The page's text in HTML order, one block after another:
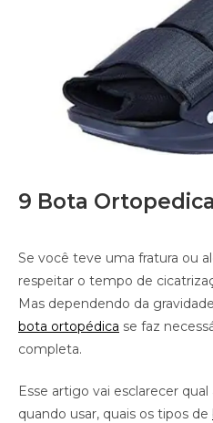
9 Bota
Se você teve uma fratura ou
respeitar o tempo de
Mas dependendo da
bota ortopédica se faz
completa.
Esse artigo vai esclarecer
quando usar, quais os tipos de